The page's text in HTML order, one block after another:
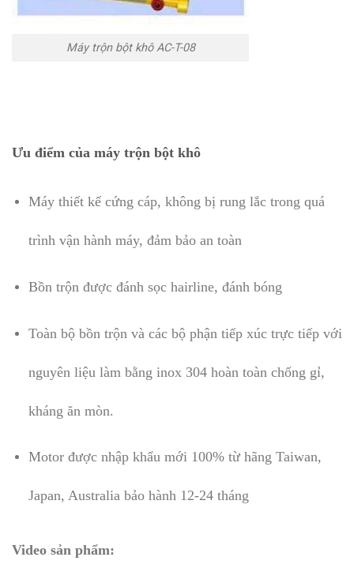
Máy trộn bột khô AC-T-08
Ưu điểm của máy trộn bột khô
Máy thiết kế cứng cáp, không bị rung lắc trong quá
trình vận hành máy, đảm bảo an toàn
Bồn trộn được đánh sọc hairline, đánh bóng
Toàn bộ bồn trộn và các bộ phận tiếp xúc trực tiếp với
nguyên liệu làm bằng inox 304 hoàn toàn chống gỉ,
kháng ăn mòn.
Motor được nhập khẩu mới 100% từ hãng Taiwan,
Japan, Australia bảo hành 12-24 tháng
Video sản phẩm: